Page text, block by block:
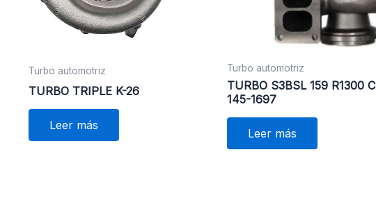
Turbo automotriz
TURBO TRIPLE K-26
Leer más
Turbo automotriz
TURBO S3BSL 159 R1300
145-1697
Leer más